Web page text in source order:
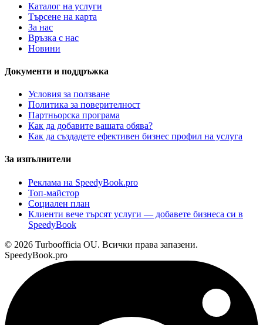
Каталог на услуги
Търсене на карта
За нас
Връзка с нас
Новини
Документи и поддръжка
Условия за ползване
Политика за поверителност
Партньорска програма
Как да добавите вашата обява?
Как да създадете ефективен бизнес профил на услуга
За изпълнители
Реклама на SpeedyBook.pro
Топ-майстор
Социален план
Клиенти вече търсят услуги — добавете бизнеса си в
SpeedyBook
© 2026 Turboofficia OU. Всички права запазени.
SpeedyBook.pro